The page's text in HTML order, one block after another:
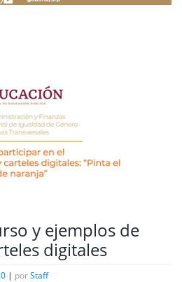
y ejemplos de
digitales
| porStaff